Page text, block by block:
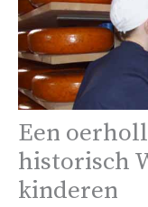
Een
historisch
kinderen